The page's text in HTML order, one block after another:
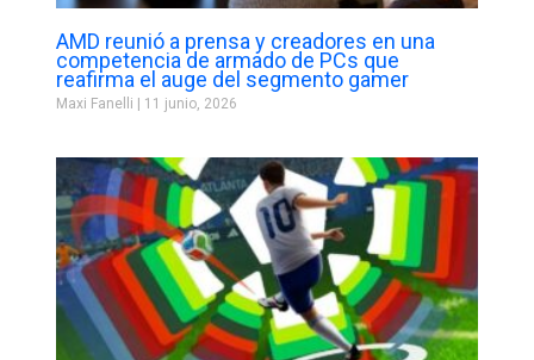
AMD reunió a prensa y creadores en una
competencia de armado de PCs que
reafirma el auge del segmento gamer
Maxi Fanelli 11 junio, 2026